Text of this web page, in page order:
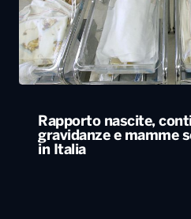
Rapporto nascite,
gravidanze e mamme
in Italia